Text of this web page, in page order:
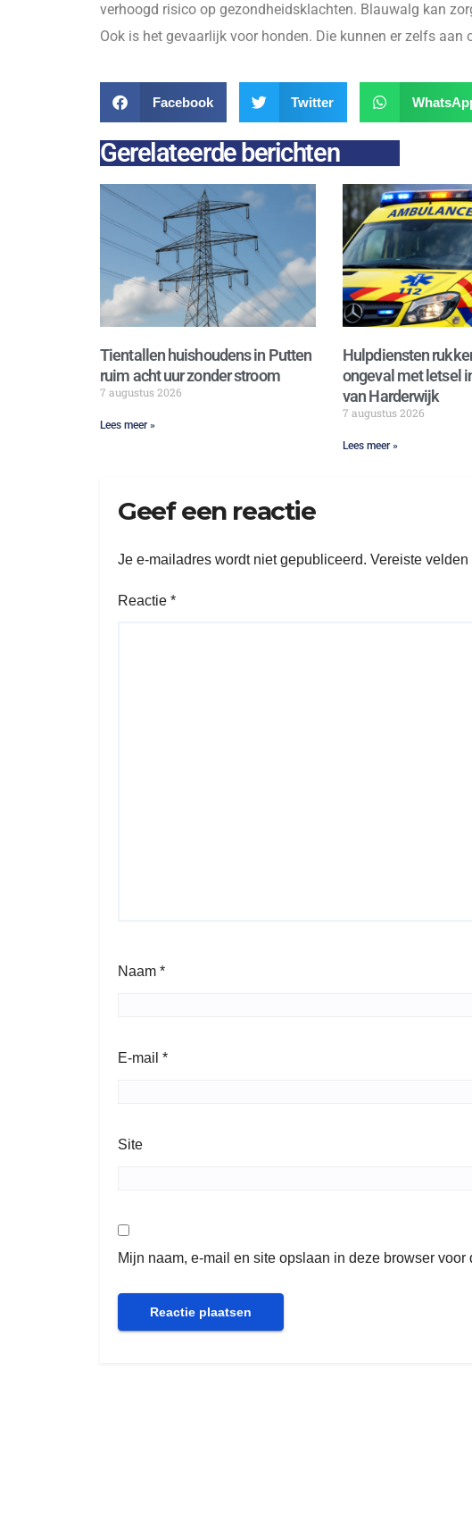
verhoogd risico op gezondheidsklachten. Blauwalg kan
Ook is het gevaarlijk voor honden. Die kunnen er zelfs aan
Facebook Twitter
Gerelateerde berichten
Tientallen huishoudens in Putten
ruim acht uur zonder stroom
7 augustus 2026
Lees meer »
Hulpdiensten
ongeval met letsel
van Harderwijk
7 augustus 2026
Lees meer »
Geef een reactie
Je e-mailadres wordt niet gepubliceerd. Vereiste
Reactie *
Naam *
E-mail *
Site
Mijn naam, e-mail en site opslaan in deze browser